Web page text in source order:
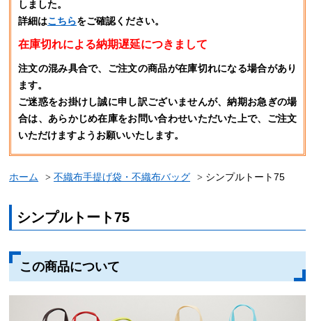
しました。
詳細はこちらをご確認ください。
在庫切れによる納期遅延につきまして
注文の混み具合で、ご注文の商品が在庫切れになる場合があり
ます。
ご迷惑をお掛けし誠に申し訳ございませんが、納期お急ぎの場
合は、あらかじめ在庫をお問い合わせいただいた上で、ご注文
いただけますようお願いいたします。
ホーム 不織布手提げ袋・不織布バッグ シンプルトート75
シンプルトート75
この商品について